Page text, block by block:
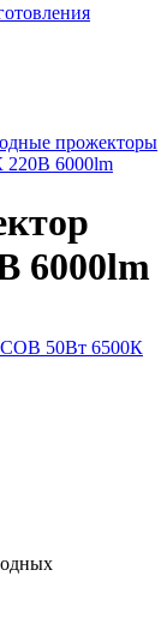
прожекторы
220В 6000lm
6000lm